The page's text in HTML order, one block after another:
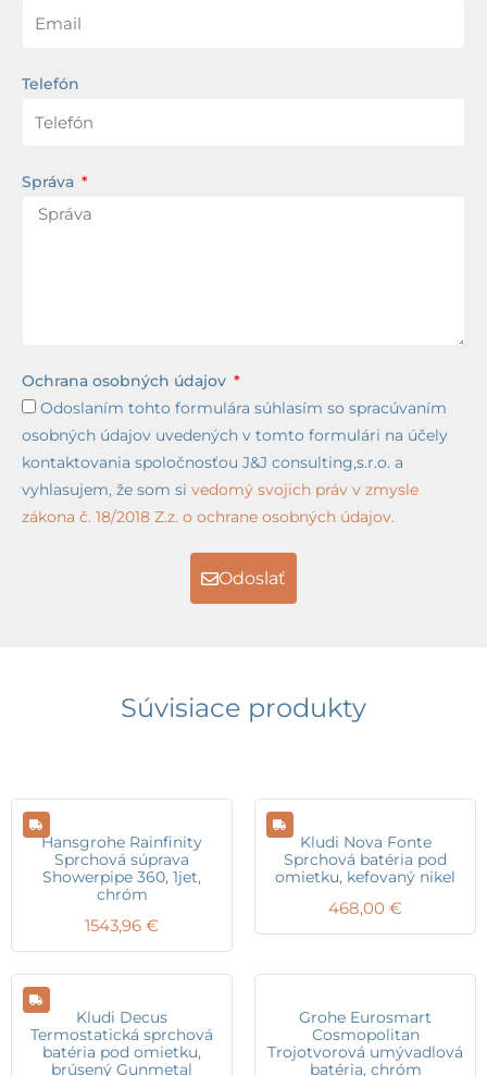
Telefón
Správa
Ochrana osobných údajov
Odoslaním tohto formulára súhlasím so spracúvaním
osobných údajov uvedených v tomto formulári na účely
kontaktovania spoločnosťou J&J consulting,s.r.o. a
vyhlasujem, že som si vedomý svojich práv v zmysle
zákona č. 18/2018 Z.z. o ochrane osobných údajov.
Odoslať
Súvisiace produkty
Hansgrohe Rainfinity
Sprchová súprava
Showerpipe 360, 1jet,
chróm
1543,96 €
Kludi Nova Fonte
Sprchová batéria pod
omietku, kefovaný nikel
468,00 €
Kludi Decus
Termostatická sprchová
batéria pod omietku,
brúsený Gunmetal
Grohe Eurosmart
Cosmopolitan
Trojotvorová umývadlová
batéria, chróm